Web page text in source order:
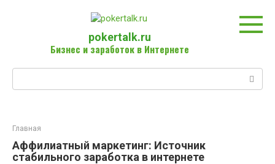
pokertalk.ru
Бизнес и заработок в Интернете
Главная
Аффилиатный маркетинг: Источник
стабильного заработка в интернете